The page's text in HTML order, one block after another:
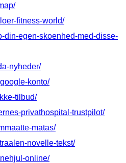
fitness-world/
din-egen-skoenhed-med-disse-
nyheder/
konto/
tilbud/
privathospital-trustpilot/
matas/
novelle-tekst/
online/